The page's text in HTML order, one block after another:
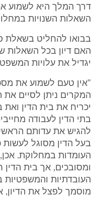
דרך המלך היא לשמוע
השאלות השנויות
בבואו להחליט בשאלת
האם דיון בכל השאלות
יגדיל את עלויות המשפט
"אין טעם לשמוע את
המקרים ניתן לסיים את
יכריח את בית הדין ואת
בתי הדין לעבודה
להגיש את עדותם
בעל הדין מסוגל לעשות
העומדות במחלוקת. אכן,
ומסובכים, אך בית הדין
העובדתיות והמשפטיות
מוסמך לפצל את הדיון,